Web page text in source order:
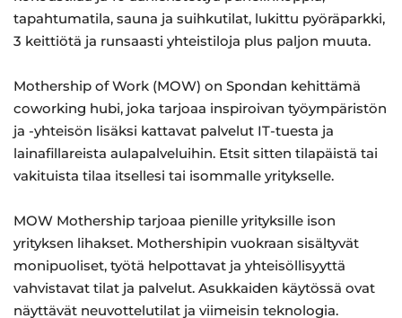
tapahtumatila, sauna ja suihkutilat, lukittu pyöräparkki,
3 keittiötä ja runsaasti yhteistiloja plus paljon muuta.
Mothership of Work (MOW) on Spondan kehittämä
coworking hubi, joka tarjoaa inspiroivan työympäristön
ja -yhteisön lisäksi kattavat palvelut IT-tuesta ja
lainafillareista aulapalveluihin. Etsit sitten tilapäistä tai
vakituista tilaa itsellesi tai isommalle yritykselle.
MOW Mothership tarjoaa pienille yrityksille ison
yrityksen lihakset. Mothershipin vuokraan sisältyvät
monipuoliset, työtä helpottavat ja yhteisöllisyyttä
vahvistavat tilat ja palvelut. Asukkaiden käytössä ovat
näyttävät neuvottelutilat ja viimeisin teknologia.